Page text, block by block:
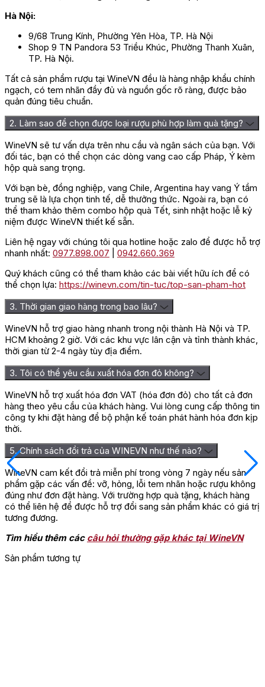
Hà Nội:
9/68 Trung Kính, Phường Yên Hòa, TP. Hà Nội
Shop 9 TN Pandora 53 Triều Khúc, Phường Thanh Xuân,
TP. Hà Nội.
Tất cả sản phẩm rượu tại WineVN đều là hàng nhập khẩu chính
ngạch, có tem nhãn đầy đủ và nguồn gốc rõ ràng, được bảo
quản đúng tiêu chuẩn.
2. Làm sao để chọn được loại rượu phù hợp làm quà tặng?
WineVN sẽ tư vấn dựa trên nhu cầu và ngân sách của bạn. Với
đối tác, bạn có thể chọn các dòng vang cao cấp Pháp, Ý kèm
hộp quà sang trọng.
Với bạn bè, đồng nghiệp, vang Chile, Argentina hay vang Ý tầm
trung sẽ là lựa chọn tinh tế, dễ thưởng thức. Ngoài ra, bạn có
thể tham khảo thêm combo hộp quà Tết, sinh nhật hoặc lễ kỷ
niệm được WineVN thiết kế sẵn.
Liên hệ ngay với chúng tôi qua hotline hoặc zalo để được hỗ trợ
nhanh nhất: 0977.898.007
0942.660.369
Quý khách cũng có thể tham khảo các bài viết hữu ích để có
thể chọn lựa: https://winevn.com/tin-tuc/top-san-pham-hot
3. Thời gian giao hàng trong bao lâu?
WineVN hỗ trợ giao hàng nhanh trong nội thành Hà Nội và TP.
HCM khoảng 2 giờ. Với các khu vực lân cận và tỉnh thành khác,
thời gian từ 2-4 ngày tùy địa điểm.
3. Tôi có thể yêu cầu xuất hóa đơn đỏ không?
WineVN hỗ trợ xuất hóa đơn VAT (hóa đơn đỏ) cho tất cả đơn
hàng theo yêu cầu của khách hàng. Vui lòng cung cấp thông tin
công ty khi đặt hàng để bộ phận kế toán phát hành hóa đơn kịp
thời.
5. Chính sách đổi trả của WINEVN như thế nào?
WineVN cam kết đổi trả miễn phí trong vòng 7 ngày nếu sản
phẩm gặp các vấn đề: vỡ, hỏng, lỗi tem nhãn hoặc rượu không
đúng như đơn đặt hàng. Với trường hợp quà tặng, khách hàng
có thể liên hệ để được hỗ trợ đổi sang sản phẩm khác có giá trị
tương đương.
Tìm hiểu thêm các câu hỏi thường gặp khác tại WineVN
Sản phẩm tương tự